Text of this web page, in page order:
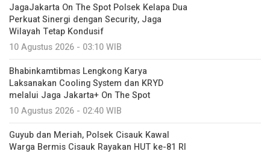
JagaJakarta On The Spot Polsek Kelapa Dua
Perkuat Sinergi dengan Security, Jaga
Wilayah Tetap Kondusif
10 Agustus 2026 - 03:10 WIB
Bhabinkamtibmas Lengkong Karya
Laksanakan Cooling System dan KRYD
melalui Jaga Jakarta+ On The Spot
10 Agustus 2026 - 02:40 WIB
Guyub dan Meriah, Polsek Cisauk Kawal
Warga Bermis Cisauk Rayakan HUT ke-81 RI